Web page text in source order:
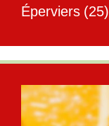
Éperviers (25)